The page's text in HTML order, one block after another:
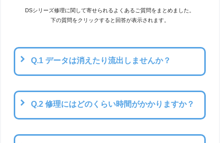
DSシリーズ修理に関して寄せられるよくあるご質問をまとめました。
下の質問をクリックすると回答が表示されます。
Q.1 データは消えたり流出しませんか？
Q.2 修理にはどのくらい時間がかかりますか？